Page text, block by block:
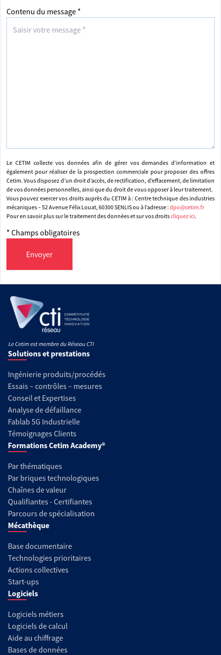
Contenu du message *
Le CETIM collecte vos données afin de gérer vos demandes d’information et
également pour réaliser de la prospection commerciale pour proposer des offres
Cetim. Vous disposez d’un droit d’accès, de rectification, d’effacement, de limitation
de vos données personnelles, ainsi que du droit de vous opposer à leur traitement.
Vous pouvez exercer vos droits auprès du CETIM à : Centre technique des industries
mécaniques – 52 Avenue Félix Louat, 60300 SENLIS ou à l’adresse : dpo@cetim.fr
Pour en savoir plus sur le traitement des données et sur vos droitscliquez ici.
* Champs obligatoires
Envoyer
Solutions et prestations
Ingénierie produits/procédés
Essais – contrôles – mesures
Conseil et Expertises
Analyse de défaillance
Fablab 5G Industrielle
Témoignages Clients
Formations Cetim Academy®
Par thématiques
Par briques technologiques
Chaînes de valeur
Qualifiantes - Certifiantes
Parcours de spécialisation
Mécathèque
Base documentaire
Technologies prioritaires
Actions collectives
Start-ups
Logiciels
Logiciels métiers
Logiciels de calcul
Aide au chiffrage
Bases de données